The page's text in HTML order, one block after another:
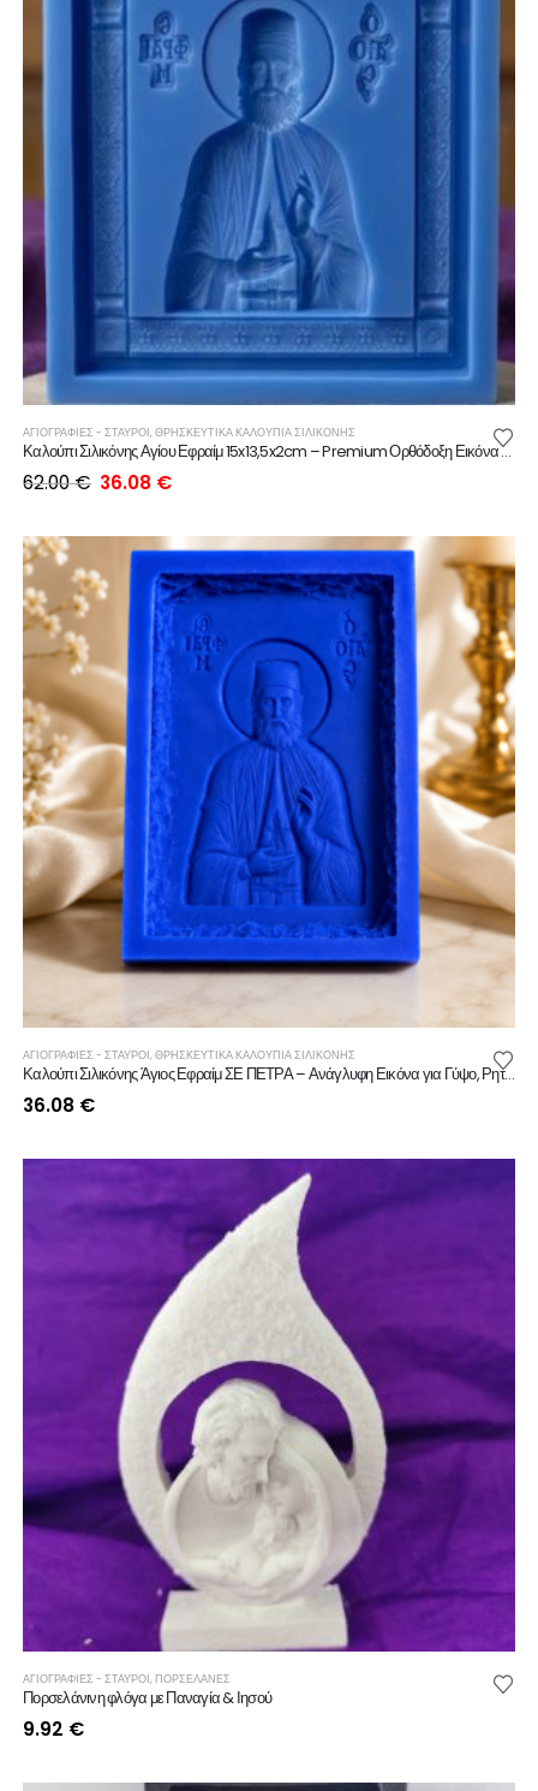
ΑΓΙΟΓΡΑΦΙΕΣ - ΣΤΑΥΡΟΙ,ΘΡΗΣΚΕΥΤΙΚΆ ΚΑΛΟΎΠΙΑ ΣΙΛΙΚΌΝΗΣ
Καλούπι Σιλικόνης Αγίου Εφραίμ 15x13,5x2cm – Premium Ορθόδοξη Εικόνα για Γύψο, Ρητίνη & Κερί
62.00€ Original
62.00 €.
36.08 €Η
είναι:
36.08 €.
ΑΓΙΟΓΡΑΦΙΕΣ - ΣΤΑΥΡΟΙ,ΘΡΗΣΚΕΥΤΙΚΆ ΚΑΛΟΎΠΙΑ ΣΙΛΙΚΌΝΗΣ
Καλούπι Σιλικόνης Άγιος Εφραίμ ΣΕ ΠΕΤΡΑ – Ανάγλυφη Εικόνα για Γύψο, Ρητίνη, Κερί & Σαπούνι
36.08 €
ΑΓΙΟΓΡΑΦΙΕΣ - ΣΤΑΥΡΟΙ,ΠΟΡΣΕΛΑΝΕΣ
Πορσελάνινη φλόγα με Παναγία & Ιησού
9.92 €